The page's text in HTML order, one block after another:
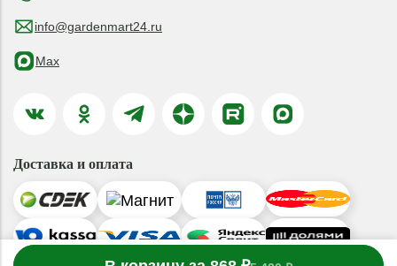
info@gardenmart24.ru
Max
Доставка и оплата